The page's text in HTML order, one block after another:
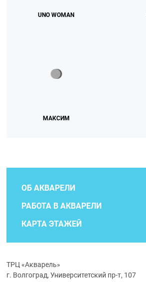
UNO WOMAN
МАКСИМ
ОБ АКВАРЕЛИ
РАБОТА В АКВАРЕЛИ
КАРТА ЭТАЖЕЙ
ТРЦ «Акварель»
г. Волгоград, Университетский пр-т, 107